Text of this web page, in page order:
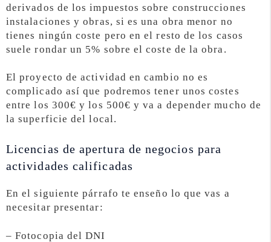
derivados de los impuestos sobre construcciones
instalaciones y obras, si es una obra menor no
tienes ningún coste pero en el resto de los casos
suele rondar un 5% sobre el coste de la obra.
El proyecto de actividad en cambio no es
complicado así que podremos tener unos costes
entre los 300€ y los 500€ y va a depender mucho de
la superficie del local.
Licencias de apertura de negocios para
actividades calificadas
En el siguiente párrafo te enseño lo que vas a
necesitar presentar:
– Fotocopia del DNI